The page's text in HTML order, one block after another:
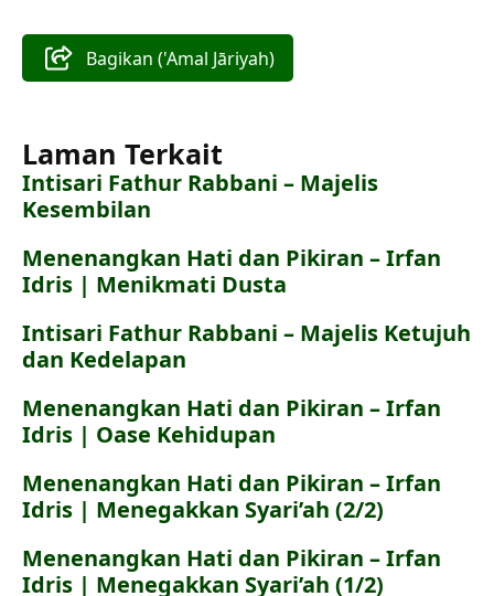
Bagikan ('Amal Jāriyah)
Laman Terkait
Intisari Fathur Rabbani – Majelis
Kesembilan
Menenangkan Hati dan Pikiran – Irfan
Idris | Menikmati Dusta
Intisari Fathur Rabbani – Majelis Ketujuh
dan Kedelapan
Menenangkan Hati dan Pikiran – Irfan
Idris | Oase Kehidupan
Menenangkan Hati dan Pikiran – Irfan
Idris | Menegakkan Syari’ah (2/2)
Menenangkan Hati dan Pikiran – Irfan
Idris | Menegakkan Syari’ah (1/2)